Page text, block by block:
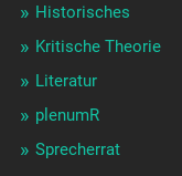
Historisches
Kritische Theorie
Literatur
plenumR
Sprecherrat